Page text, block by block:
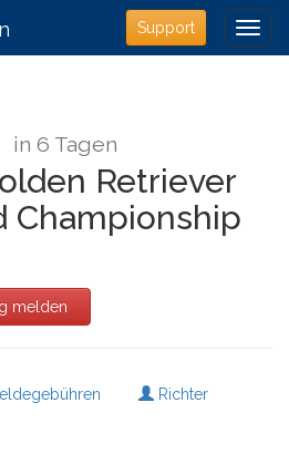
Support
in 6 Tagen
Retriever
Championship
melden
Richter